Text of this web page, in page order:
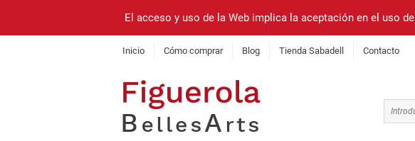
El acceso y uso de la Web implica la aceptación en el uso
Inicio Cómo comprar Blog Tienda Sabadell Contacto